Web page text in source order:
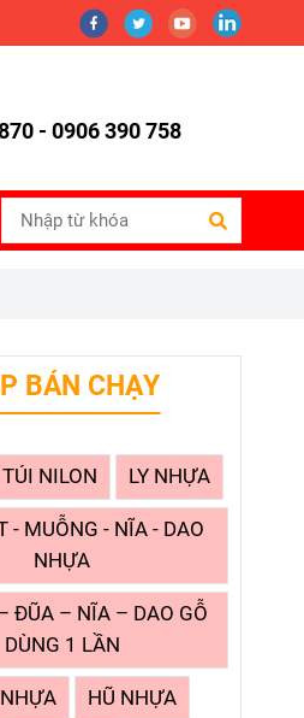
- 0906 390 758
BÁN CHẠY
TÚI NILON LY NHỰA
- MUỖNG - NĨA - DAO
NHỰA
ĐŨA – NĨA – DAO GỖ
DÙNG 1 LẦN
HŨ NHỰA